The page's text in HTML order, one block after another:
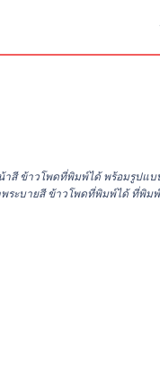
าสี ข้าวโพดที่พิมพ์ได้ พร้อมรูปแบ
ะบายสี ข้าวโพดที่พิมพ์ได้ ที่พิม